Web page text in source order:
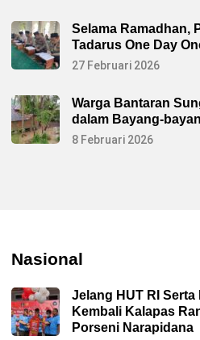
Selama Ramadhan,
Tadarus One Day
27 Februari 2026
Warga Bantaran
dalam Bayang-
8 Februari 2026
Nasional
Jelang HUT RI
Kembali Kalapas
Porseni Narapidana